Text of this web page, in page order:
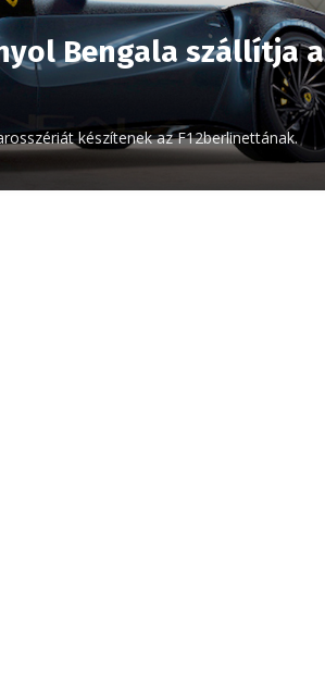
Bengala szállítja a
készítenek az F12berlinettának.